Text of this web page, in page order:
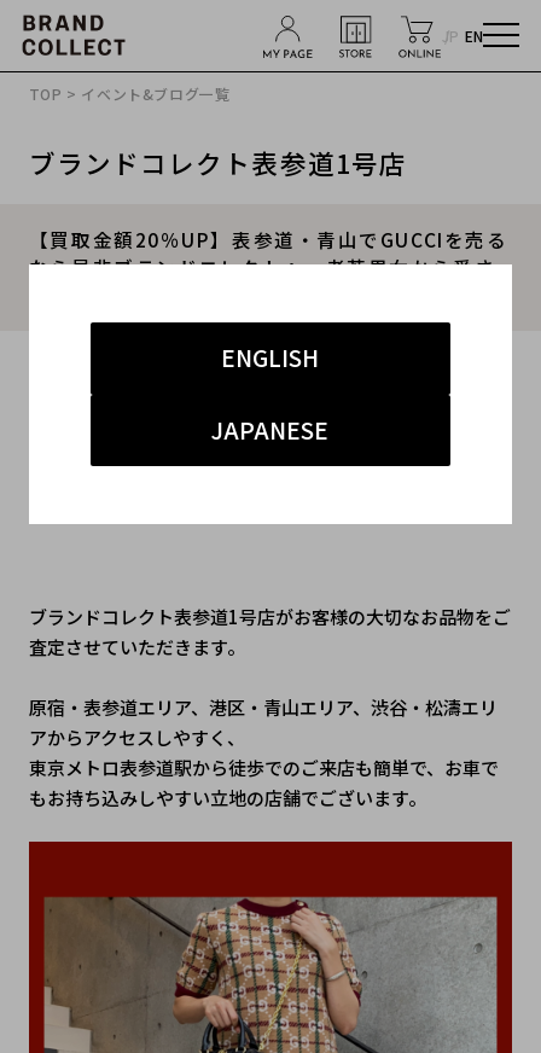
JP EN
ENGLISH
JAPANESE
TOP > イベント&ブログ一覧
ブランドコレクト表参道1号店
【買取金額20％UP】表参道・青山でGUCCIを売る
なら是非ブランドコレクトへ。老若男女から愛さ
#表参道1号店 ハイブランド
ブランドコレクト表参道1号店がお客様の大切なお品物をご
査定させていただきます。
原宿・表参道エリア、港区・青山エリア、渋谷・松濤エリ
アからアクセスしやすく、
東京メトロ表参道駅から徒歩でのご来店も簡単で、お車で
もお持ち込みしやすい立地の店舗でございます。